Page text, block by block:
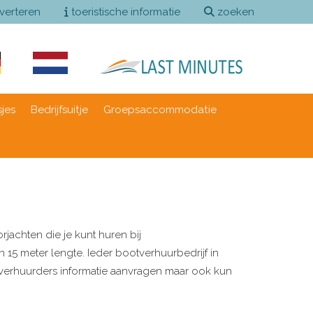
toeristische informatie zoeken
Bedrijfsuitje Groepsaccommodatie
die je kunt huren bij
meter lengte. Ieder bootverhuurbedrijf in
informatie aanvragen maar ook kun